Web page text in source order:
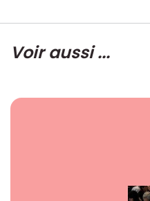
Voir aussi ...